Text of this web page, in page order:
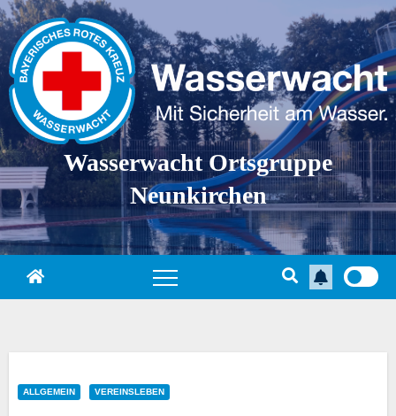
Skip
to
content
Wasserwacht Ortsgruppe
Neunkirchen
ALLGEMEIN VEREINSLEBEN